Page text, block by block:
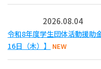
2026.08.04
令和8年度学生団体活動援助
16日（木）】
NEW